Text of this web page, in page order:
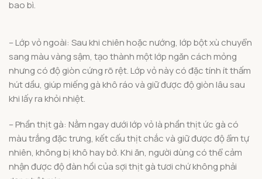
bao bì.
– Lớp vỏ ngoài: Sau khi chiên hoặc nướng, lớp bột xù chuyển
sang màu vàng sậm, tạo thành một lớp ngăn cách mỏng
nhưng có độ giòn cứng rõ rệt. Lớp vỏ này có đặc tính ít thấm
hút dầu, giúp miếng gà khô ráo và giữ được độ giòn lâu sau
khi lấy ra khỏi nhiệt.
– Phần thịt gà: Nằm ngay dưới lớp vỏ là phần thịt ức gà có
màu trắng đặc trưng, kết cấu thịt chắc và giữ được độ ẩm tự
nhiên, không bị khô hay bở. Khi ăn, người dùng có thể cảm
nhận được độ đàn hồi của sợi thịt gà tươi chứ không phải